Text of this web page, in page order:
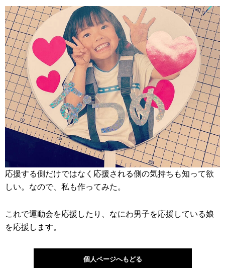
応援する側だけではなく応援される側の気持ちも知って欲
しい。なので、私も作ってみた。
これで運動会を応援したり、なにわ男子を応援している娘
を応援します。
個人ページへもどる